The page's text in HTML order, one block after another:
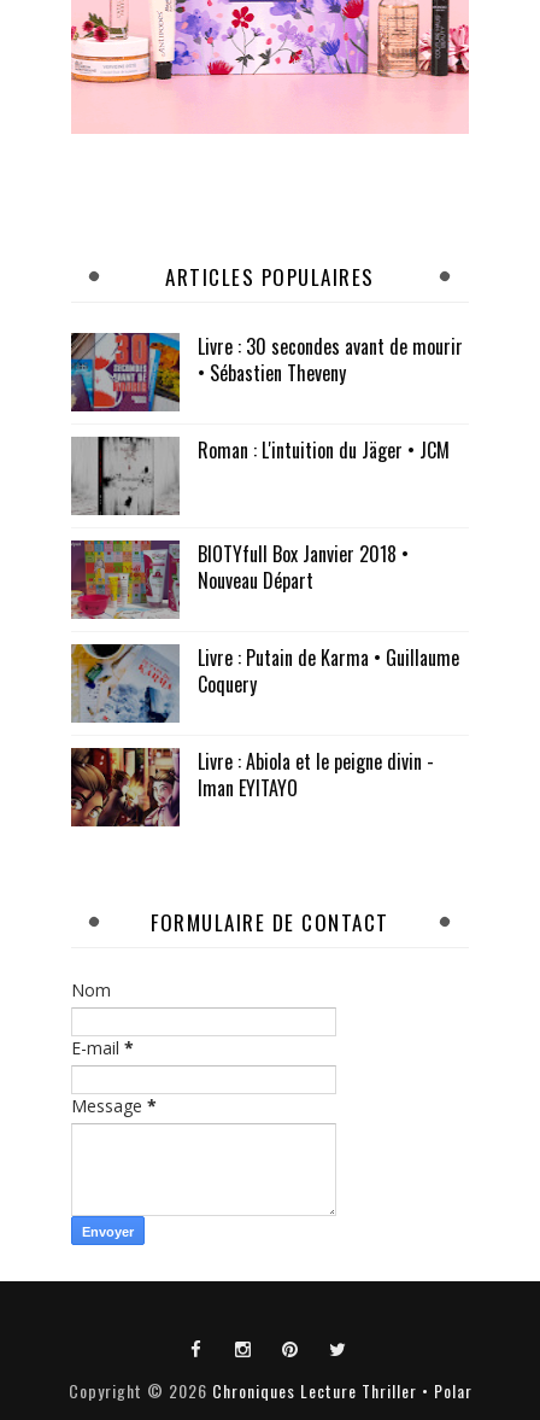
ARTICLES POPULAIRES
Livre : 30 secondes avant de mourir
• Sébastien Theveny
Roman : L'intuition du Jäger • JCM
BIOTYfull Box Janvier 2018 •
Nouveau Départ
Livre : Putain de Karma • Guillaume
Coquery
Livre : Abiola et le peigne divin -
Iman EYITAYO
FORMULAIRE DE CONTACT
Nom
E-mail *
Message *
Copyright © 2026 Chroniques Lecture Thriller • Polar